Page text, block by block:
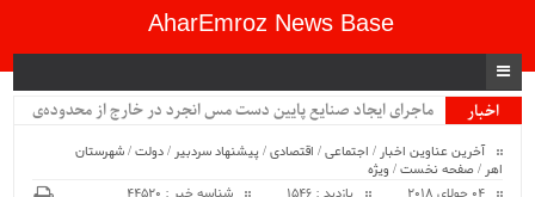
AharEmroz News Base
اخبار
ماجرای ایجاد صنایع پایین دست مس انجرد در خارج از محدوده‌ی
آخرین عناوین اخبار / اجتماعی/ اقتصادی/پیشنهاد سردبیر /دولت/شهرستان
اهر /صفحه نخست/ ویژه
04 جولای 2018
بازدید : 1546 شناسه خبر : 44520